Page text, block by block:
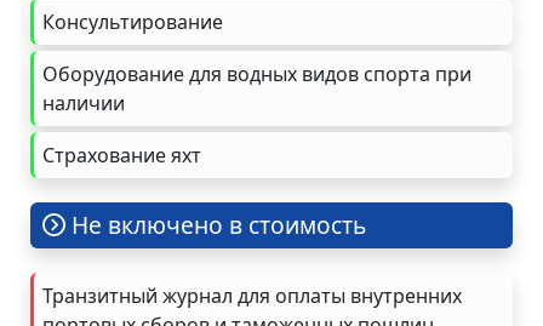
Консультирование
Оборудование для водных видов спорта при
наличии
Страхование яхт
Не включено в стоимость
Транзитный журнал для оплаты внутренних